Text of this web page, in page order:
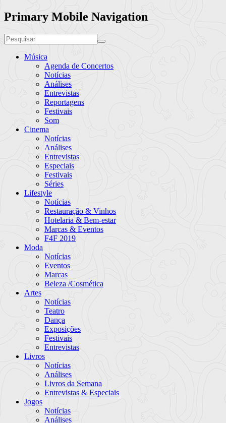
Primary Mobile Navigation
Música
Agenda de Concertos
Notícias
Análises
Entrevistas
Reportagens
Festivais
Som
Cinema
Notícias
Análises
Entrevistas
Especiais
Festivais
Séries
Lifestyle
Notícias
Restauração & Vinhos
Hotelaria & Bem-estar
Marcas & Eventos
F4F 2019
Moda
Notícias
Eventos
Marcas
Beleza /Cosmética
Artes
Notícias
Teatro
Dança
Exposições
Festivais
Entrevistas
Livros
Notícias
Análises
Livros da Semana
Entrevistas & Especiais
Jogos
Notícias
Análises